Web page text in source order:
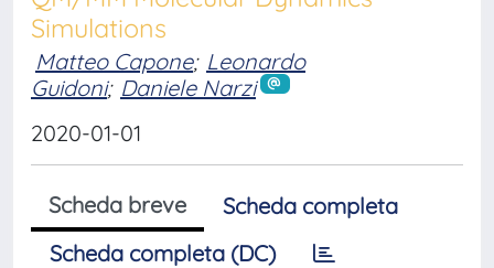
Simulations
Matteo Capone; Leonardo
Guidoni; Daniele Narzi
2020-01-01
Scheda breve
Scheda completa
Scheda completa (DC)